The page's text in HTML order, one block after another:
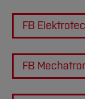
FB
FB